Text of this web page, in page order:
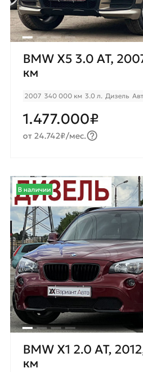
BMW X5 3.0 AT,
км
2007 340 000 км 3.0 л. Дизель
1.477.000₽
от 24.742₽/мес.
В наличии
BMW X1 2.0 AT,
км